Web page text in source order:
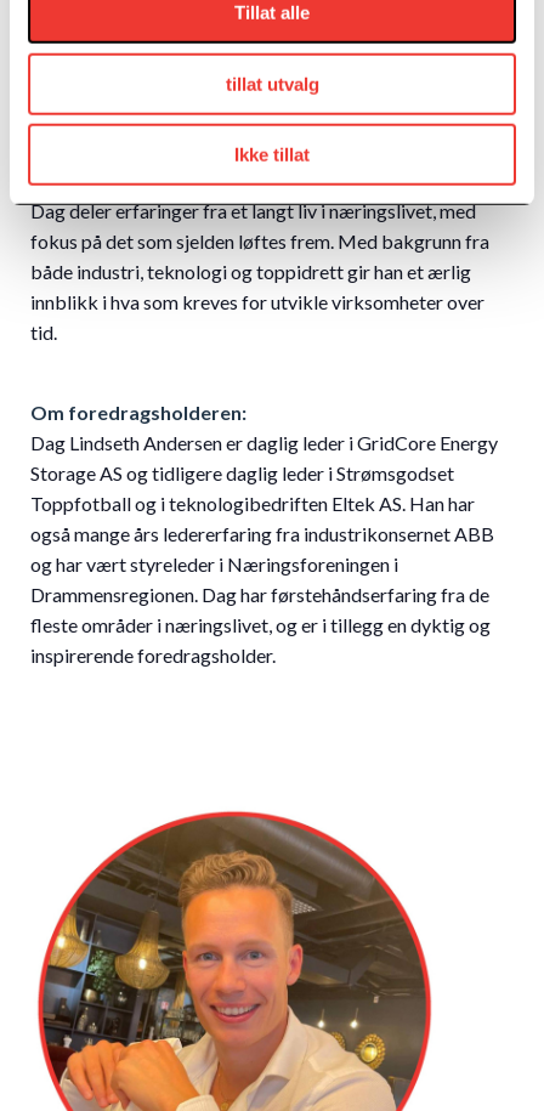
Tillat alle
tillat utvalg
Ikke tillat
Dag Lindseth Andersen
Om foredraget:
Dag deler erfaringer fra et langt liv i næringslivet, med
fokus på det som sjelden løftes frem. Med bakgrunn fra
både industri, teknologi og toppidrett gir han et ærlig
innblikk i hva som kreves for utvikle virksomheter over
tid.
Om foredragsholderen:
Dag Lindseth Andersen er daglig leder i GridCore Energy
Storage AS og tidligere daglig leder i Strømsgodset
Toppfotball og i teknologibedriften Eltek AS. Han har
også mange års ledererfaring fra industrikonsernet ABB
og har vært styreleder i Næringsforeningen i
Drammensregionen. Dag har førstehåndserfaring fra de
fleste områder i næringslivet, og er i tillegg en dyktig og
inspirerende foredragsholder.